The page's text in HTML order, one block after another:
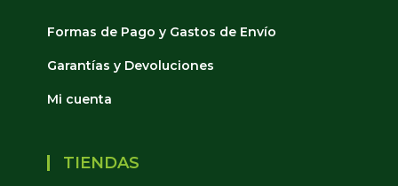
Formas de Pago y Gastos de Envío
Garantías y Devoluciones
Mi cuenta
TIENDAS